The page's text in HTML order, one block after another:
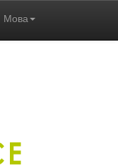
Мова